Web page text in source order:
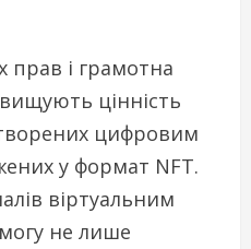
прав і грамотна
цінність
цифровим
у формат NFT.
віртуальним
не лише